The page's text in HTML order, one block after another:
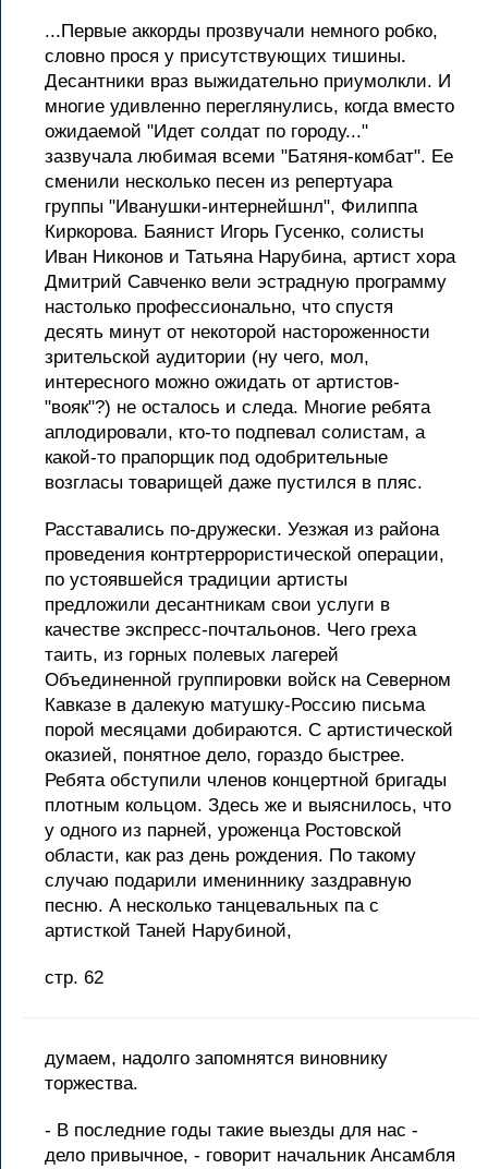
...Первые аккорды прозвучали немного робко,
словно прося у присутствующих тишины.
Десантники враз выжидательно приумолкли. И
многие удивленно переглянулись, когда вместо
ожидаемой "Идет солдат по городу..."
зазвучала любимая всеми "Батяня-комбат". Ее
сменили несколько песен из репертуара
группы "Иванушки-интернейшнл", Филиппа
Киркорова. Баянист Игорь Гусенко, солисты
Иван Никонов и Татьяна Нарубина, артист хора
Дмитрий Савченко вели эстрадную программу
настолько профессионально, что спустя
десять минут от некоторой настороженности
зрительской аудитории (ну чего, мол,
интересного можно ожидать от артистов-
"вояк"?) не осталось и следа. Многие ребята
аплодировали, кто-то подпевал солистам, а
какой-то прапорщик под одобрительные
возгласы товарищей даже пустился в пляс.
Расставались по-дружески. Уезжая из района
проведения контртеррористической операции,
по устоявшейся традиции артисты
предложили десантникам свои услуги в
качестве экспресс-почтальонов. Чего греха
таить, из горных полевых лагерей
Объединенной группировки войск на Северном
Кавказе в далекую матушку-Россию письма
порой месяцами добираются. С артистической
оказией, понятное дело, гораздо быстрее.
Ребята обступили членов концертной бригады
плотным кольцом. Здесь же и выяснилось, что
у одного из парней, уроженца Ростовской
области, как раз день рождения. По такому
случаю подарили имениннику заздравную
песню. А несколько танцевальных па с
артисткой Таней Нарубиной,
стр. 62
думаем, надолго запомнятся виновнику
торжества.
- В последние годы такие выезды для нас -
дело привычное, - говорит начальник Ансамбля